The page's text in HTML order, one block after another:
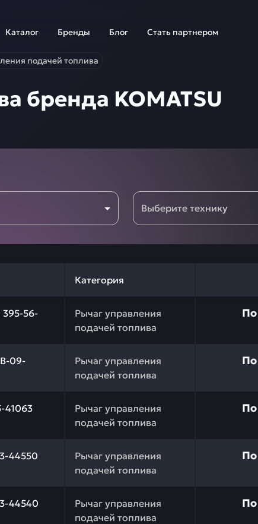
Каталог Бренды Блог Стать партнером
подачей топлива
бренда KOMATSU
Выберите технику
Категория
56-
Рычаг управления
подачей топлива
подбор. Подшипник KOMATSU 395-56-11Н50
По
09-
Рычаг управления
подачей топлива
подбор. Пружина KOMATSU 37В-09-2С006 —
По
41063
Рычаг управления
подачей топлива
подбор. Шток KOMATSU 04245-41063 — это
По
44550
Рычаг управления
подачей топлива
подбор. Рычаг KOMATSU 154-43-44550 — это
По
44540
Рычаг управления
подачей топлива
подбор. Рычаг KOMATSU 154-43-44540 — это
По